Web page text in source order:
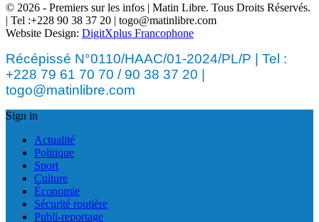
© 2026 - Premiers sur les infos | Matin Libre. Tous Droits Réservés.
| Tel :+228 90 38 37 20 | togo@matinlibre.com
Website Design: DigitXplus Francophone
Récépissé N°0110/HAAC/01-2024/PL/P | Tel :
+228 79 61 70 70 / 90 38 37 20 |
togo@matinlibre.com
Sign in
Actualité
Politique
Sport
Culture
Économie
Sécurité routière
Publi-reportage